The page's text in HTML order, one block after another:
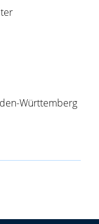
Württemberg